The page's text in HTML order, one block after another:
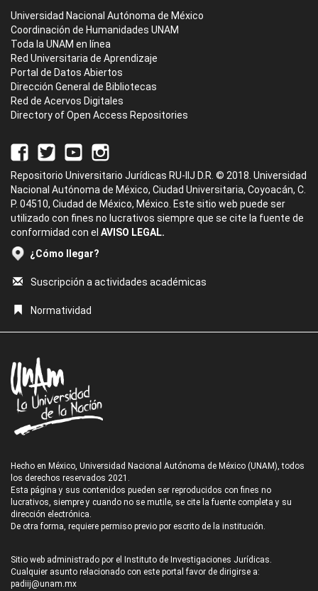
Universidad Nacional Autónoma de México
Coordinación de Humanidades UNAM
Toda la UNAM en línea
Red Universitaria de Aprendizaje
Portal de Datos Abiertos
Dirección General de Bibliotecas
Red de Acervos Digitales
Directory of Open Access Repositories
Repositorio Universitario Jurídicas RU-IIJ D.R. © 2018. Universidad
Nacional Autónoma de México, Ciudad Universitaria, Coyoacán, C.
P. 04510, Ciudad de México, México. Este sitio web puede ser
utilizado con fines no lucrativos siempre que se cite la fuente de
conformidad con el AVISO LEGAL.
¿Cómo llegar?
Suscripción a actividades académicas
Normatividad
Hecho en México, Universidad Nacional Autónoma de México (UNAM), todos
los derechos reservados 2021.
Esta página y sus contenidos pueden ser reproducidos con fines no
lucrativos, siempre y cuando no se mutile, se cite la fuente completa y su
dirección electrónica.
De otra forma, requiere permiso previo por escrito de la institución.
Sitio web administrado por el Instituto de Investigaciones Jurídicas.
Cualquier asunto relacionado con este portal favor de dirigirse a:
padiij@unam.mx